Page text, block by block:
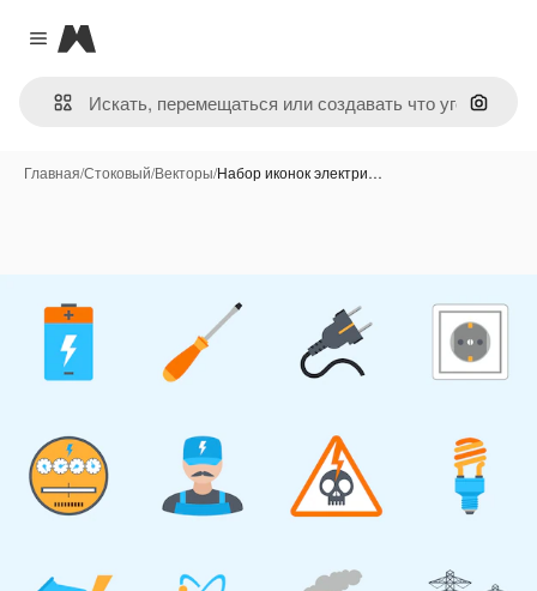
Close menu
Magnific
Поиск
Главная/Стоковый/Векторы/Набор иконок электри…